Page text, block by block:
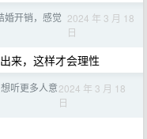
婚开销，感觉 2024 年 3 月 18
日
来，这样才会理性
听更多人意2024 年 3 月 18
日